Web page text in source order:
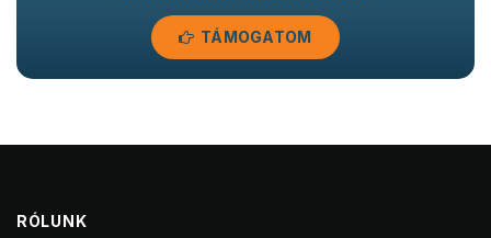
TÁMOGATOM
RÓLUNK